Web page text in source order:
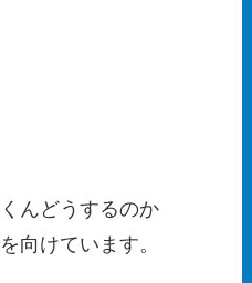
んどうするのか
向けています。